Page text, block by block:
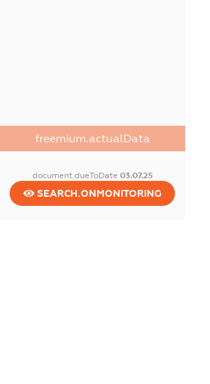
freemium.actualData
document.dueToDate 03.07.25
SEARCH.ONMONITORING